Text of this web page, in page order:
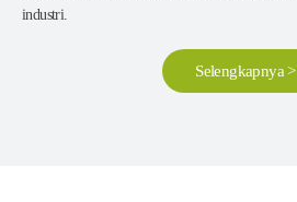
industri.
Selengkapnya >